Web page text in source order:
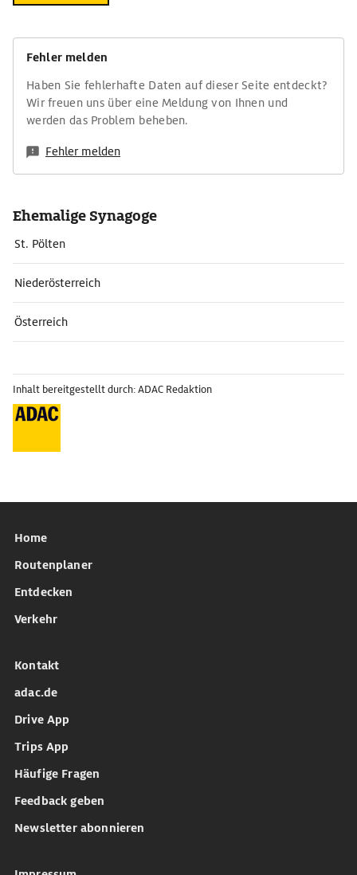
Fehler melden
Haben Sie fehlerhafte Daten auf dieser Seite entdeckt?
Wir freuen uns über eine Meldung von Ihnen und
werden das Problem beheben.
Fehler melden
Ehemalige Synagoge
St. Pölten
Niederösterreich
Österreich
Inhalt bereitgestellt durch: ADAC Redaktion
Home
Routenplaner
Entdecken
Verkehr
Kontakt
adac.de
Drive App
Trips App
Häufige Fragen
Feedback geben
Newsletter abonnieren